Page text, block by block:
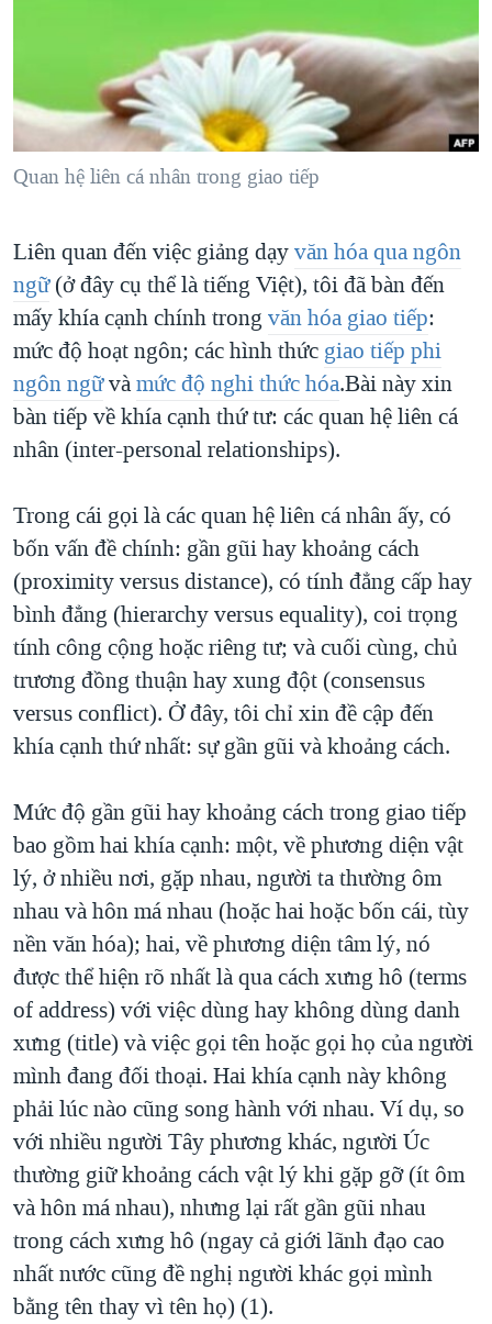
KINH TẾ
KHOA HỌC
SỨC KHOẺ
THỂ THAO
GIÁO DỤC
HÀNH TRÌNH BẦU CỬ 2024
MỘT NĂM CHIẾN TRANH TẠI DẢI GAZA
GIẢI MÃ VÀNH ĐAI & CON ĐƯỜNG
GROUND ZERO – XƯA VÀ NAY
CHI PHÍ CHIẾN TRANH AFGHANISTAN
CÁC GIÁ TRỊ CỘNG HÒA Ở VIỆT NAM
THƯỢNG ĐỈNH TRUMP-KIM TẠI VIỆT NAM
TRỊNH VĨNH BÌNH VS. CHÍNH PHỦ VIỆT NAM
NGƯ DÂN VIỆT VÀ LÀN SÓNG TRỘM HẢI SÂM
QUAN HỆ VIỆT MỸ
MẠNG XÃ HỘI
Quan hệ liên cá nhân trong giao tiếp
Liên quan đến việc giảng dạyvăn hóa qua ngôn
ngữ(ở đây cụ thể là tiếng Việt), tôi đã bàn đến
mấy khía cạnh chính trong văn hóa giao tiếp:
mức độ hoạt ngôn; các hình thức giao tiếp phi
ngôn ngữvàmức độ nghi thức hóa.Bài này xin
bàn tiếp về khía cạnh thứ tư: các quan hệ liên cá
nhân (inter-personal relationships).
Trong cái gọi là các quan hệ liên cá nhân ấy, có
bốn vấn đề chính: gần gũi hay khoảng cách
(proximity versus distance), có tính đẳng cấp hay
bình đẳng (hierarchy versus equality), coi trọng
tính công cộng hoặc riêng tư; và cuối cùng, chủ
trương đồng thuận hay xung đột (consensus
versus conflict). Ở đây, tôi chỉ xin đề cập đến
khía cạnh thứ nhất: sự gần gũi và khoảng cách.
Mức độ gần gũi hay khoảng cách trong giao tiếp
bao gồm hai khía cạnh: một, về phương diện vật
lý, ở nhiều nơi, gặp nhau, người ta thường ôm
nhau và hôn má nhau (hoặc hai hoặc bốn cái, tùy
nền văn hóa); hai, về phương diện tâm lý, nó
được thể hiện rõ nhất là qua cách xưng hô (terms
of address) với việc dùng hay không dùng danh
xưng (title) và việc gọi tên hoặc gọi họ của người
mình đang đối thoại. Hai khía cạnh này không
phải lúc nào cũng song hành với nhau. Ví dụ, so
với nhiều người Tây phương khác, người Úc
thường giữ khoảng cách vật lý khi gặp gỡ (ít ôm
và hôn má nhau), nhưng lại rất gần gũi nhau
trong cách xưng hô (ngay cả giới lãnh đạo cao
nhất nước cũng đề nghị người khác gọi mình
bằng tên thay vì tên họ) (1).